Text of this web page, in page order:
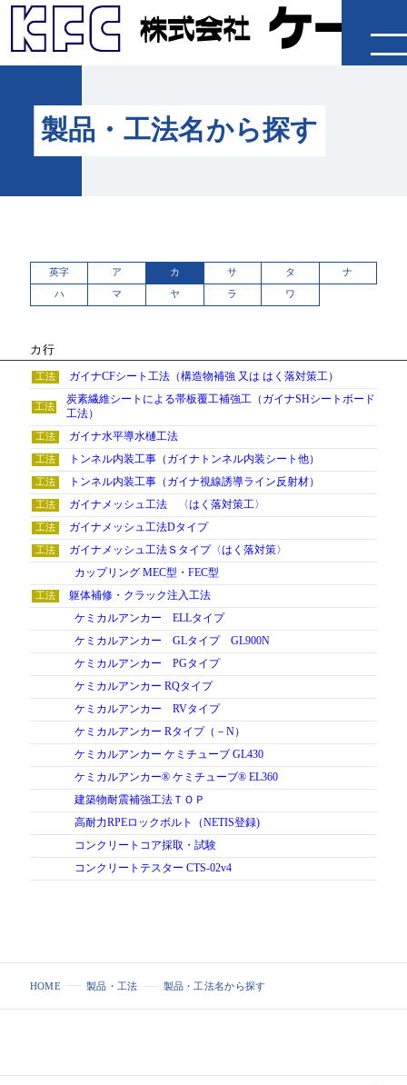
製品・工法
採用情報
ニュースリリース
ENGLISH
製品・工法名から探す
英字 ア カ サ タ
ナ
ハ
マ ヤ ラ ワ
カ行
ガイナCFシート工法（構造物補強 又は はく落対策工）
炭素繊維シートによる帯板覆工補強工（ガイナSHシートボード
工法）
ガイナ水平導水樋工法
トンネル内装工事（ガイナトンネル内装シート他）
トンネル内装工事（ガイナ視線誘導ライン反射材）
ガイナメッシュ工法 〈はく落対策工〉
ガイナメッシュ工法Dタイプ
ガイナメッシュ工法Ｓタイプ〈はく落対策〉
カップリング MEC型・FEC型
躯体補修・クラック注入工法
ケミカルアンカー ELLタイプ
ケミカルアンカー GLタイプ GL900N
ケミカルアンカー PGタイプ
ケミカルアンカー RQタイプ
ケミカルアンカー RVタイプ
ケミカルアンカー Rタイプ（－N）
ケミカルアンカー ケミチューブ GL430
ケミカルアンカー® ケミチューブ® EL360
建築物耐震補強工法ＴＯＰ
高耐力RPEロックボルト（NETIS登録)
コンクリートコア採取・試験
コンクリートテスター CTS-02v4
HOME 製品・工法 製品・工法名から探す